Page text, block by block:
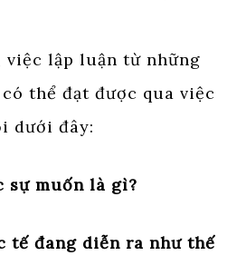
việc lập luận từ những
thể đạt được qua việc
dưới đây:
sự muốn là gì?
tế đang diễn ra như thế